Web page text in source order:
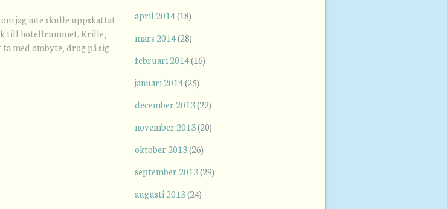
jag inte skulle uppskattat
till hotellrummet. Krille,
med ombyte, drog på sig
april 2014(18)
mars 2014(28)
februari 2014(16)
januari 2014(25)
december 2013(22)
november 2013(20)
oktober 2013(26)
september 2013(29)
augusti 2013(24)